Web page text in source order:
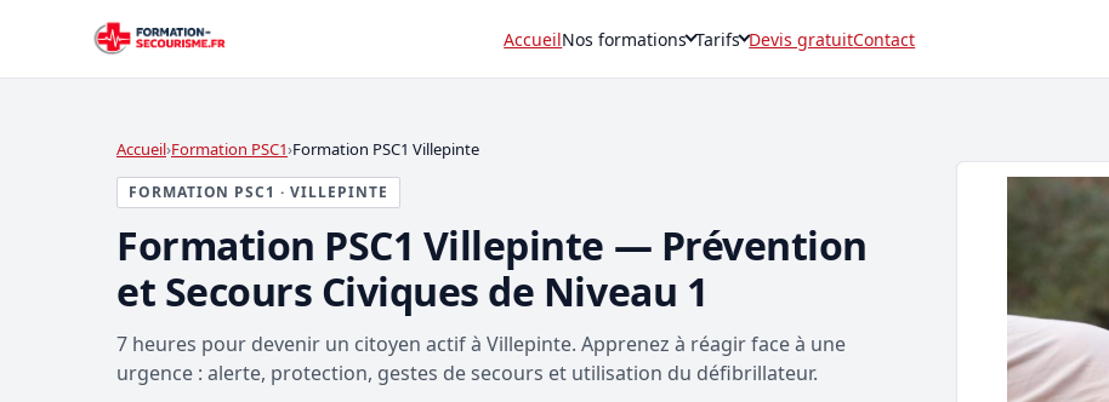
AccueilNos formations Tarifs Devis gratuitContact
Accueil Formation PSC1 Formation PSC1 Villepinte
FORMATION PSC1 · VILLEPINTE
Formation PSC1 Villepinte — Prévention
et Secours Civiques de Niveau 1
7 heures pour devenir un citoyen actif à Villepinte. Apprenez à réagir face à une
urgence : alerte, protection, gestes de secours et utilisation du défibrillateur.